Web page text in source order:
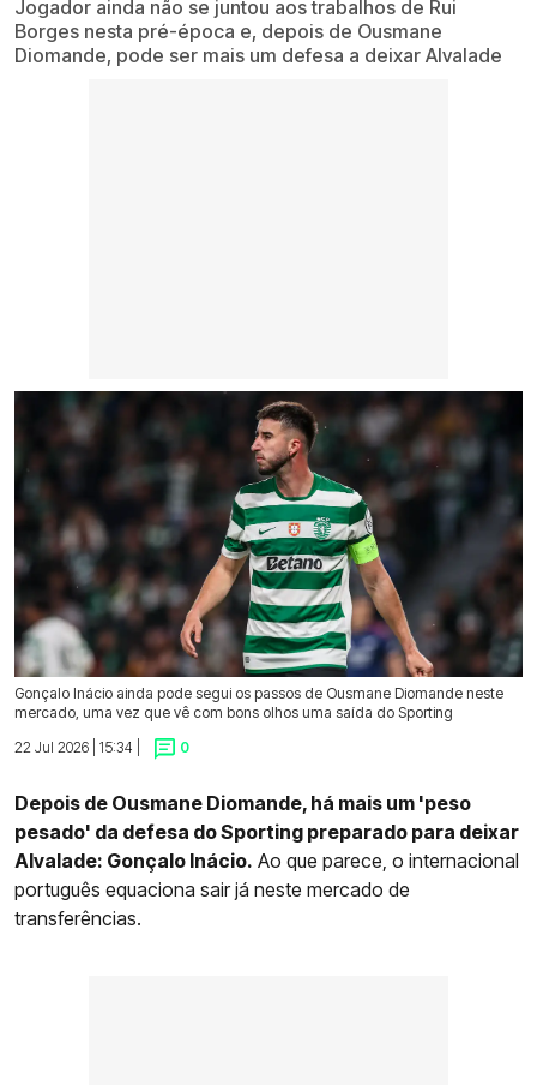
Jogador ainda não se juntou aos trabalhos de Rui
Borges nesta pré-época e, depois de Ousmane
Diomande, pode ser mais um defesa a deixar Alvalade
Gonçalo Inácio ainda pode segui os passos de Ousmane Diomande neste
mercado, uma vez que vê com bons olhos uma saída do Sporting
22 Jul 2026 | 15:34 |
0
Depois de Ousmane Diomande, há mais um 'peso
pesado' da defesa do Sporting preparado para deixar
Alvalade: Gonçalo Inácio. Ao que parece, o internacional
português equaciona sair já neste mercado de
transferências.